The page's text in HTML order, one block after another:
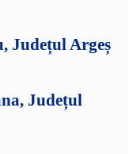
Județul Argeș
Județul